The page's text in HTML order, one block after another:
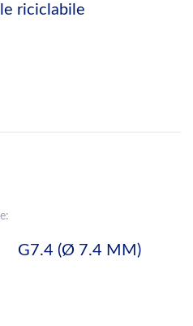
riciclabile
G7.4 (Ø 7.4 MM)